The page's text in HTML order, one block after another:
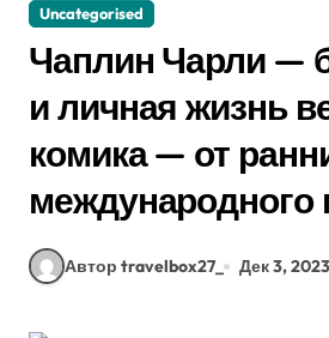
Uncategorised
Чаплин Чарли —
и личная жизнь
комика — от
международного
Автор travelbox27_ Дек 3, 2023